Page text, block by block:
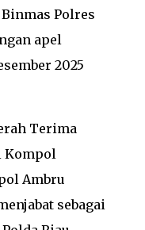
Binmas Polres
apel
2025
Terima
Kompol
Ambru
sebagai